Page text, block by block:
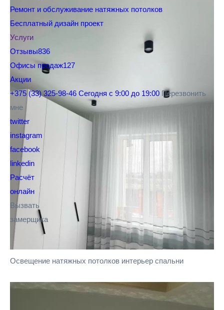
Ремонт и обслуживание натяжных потолков
Бесплатный дизайн проект
Услуги
Отзывы836
Офисы продаж127
Акции
+375 (33) 325-98-46 Сегодня с 9:00 до 19:00 Перезвонить
мне
twitter
instagram
facebook
linkedin
Расчёт
онлайн
Вызвать
замерщика
Освещение натяжных потолков интерьер спальни